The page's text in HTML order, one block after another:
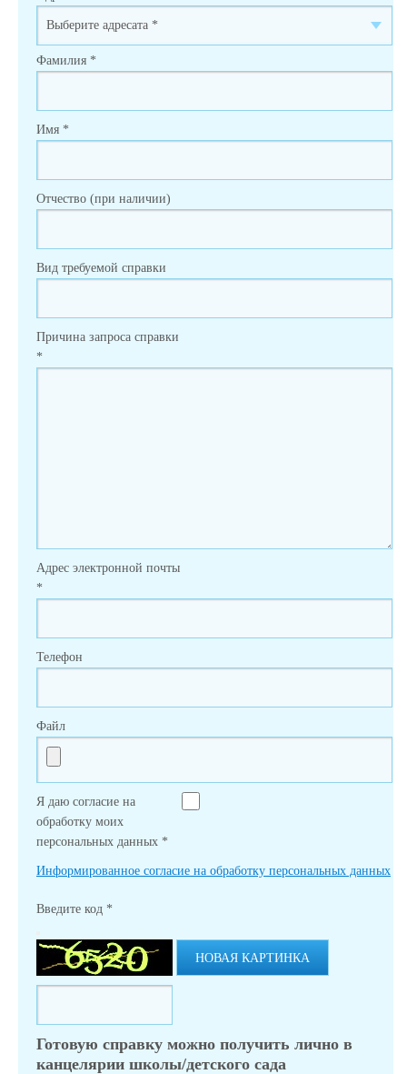
Фамилия *
Имя *
Отчество (при наличии)
Вид требуемой справки
Причина запроса справки
*
Адрес электронной почты
*
Телефон
Файл
Я даю согласие на
обработку моих
персональных данных *
Информированное согласие на обработку персональных данных
Введите код *
НОВАЯ КАРТИНКА
Готовую справку можно получить лично в
канцелярии школы/детского сада